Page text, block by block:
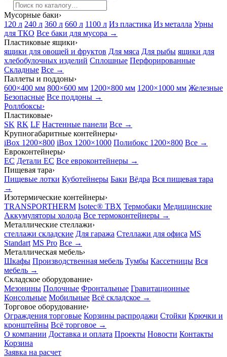
Мусорные баки›
120 л 240 л 360 л 660 л 1100 л Из пластика Из металла Урны
для ТКО Все баки для мусора →
Пластиковые ящики›
ящики для овощей и фруктов Для мяса Для рыбы ящики для
хлебобулочных изделий Сплошные Перфорированные
Складные Все →
Паллеты и поддоны›
600×400 мм 800×600 мм 1200×800 мм 1200×1000 мм Железные
Безопасные Все поддоны →
Роллбоксы›
Пластиковые›
SK RK LF Настенные панели Все →
Крупногабаритные контейнеры›
iBox 1200×800 iBox 1200×1000 Полибокс 1200×800 Все →
Евроконтейнеры›
EC Детали EC Все евроконтейнеры →
Пищевая тара›
Пищевые лотки Куботейнеры Баки Вёдра Вся пищевая тара
→
Изотермические контейнеры›
TRANSPORTHERM Isotec® TBX Термобаки Медицинские
Аккумуляторы холода Все термоконтейнеры →
Металлические стеллажи›
стеллажи складские Для гаража Стеллажи для офиса MS
Standart MS Pro Все →
Металлическая мебель›
Шкафы Производственная мебель Тумбы Кассетницы Вся
мебель →
Складское оборудование›
Мезонины Полочные Фронтальные Гравитационные
Консольные Мобильные Всё складское →
Торговое оборудование›
Ограждения торговые Корзины распродажи Стойки Крючки и
кронштейны Всё торговое →
О компании Доставка и оплата Проекты Новости Контакты
Корзина
Заявка на расчет